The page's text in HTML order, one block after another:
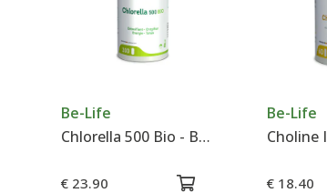
Be-Life
Chlorella 500 Bio - Be-Life
€ 23.90
Be-Life
€ 18.40